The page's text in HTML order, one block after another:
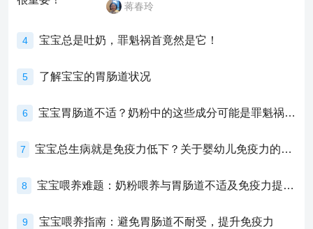
蒋春玲
4 宝宝总是吐奶，罪魁祸首竟然是它！
5 了解宝宝的胃肠道状况
6 宝宝胃肠道不适？奶粉中的这些成分可能是罪魁祸首！
7 宝宝总生病就是免疫力低下？关于婴幼儿免疫力的真相，家长必须了解！
8 宝宝喂养难题：奶粉喂养与胃肠道不适及免疫力提升的奥秘
9 宝宝喂养指南：避免胃肠道不耐受，提升免疫力